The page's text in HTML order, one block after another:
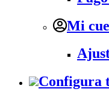
Mi
Configura